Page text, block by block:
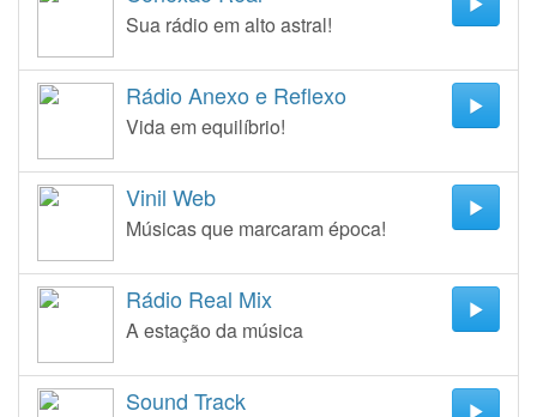
Sua rádio em alto astral!
Rádio Anexo e Reflexo
Vida em equilíbrio!
Vinil Web
Músicas que marcaram época!
Rádio Real Mix
A estação da música
Sound Track